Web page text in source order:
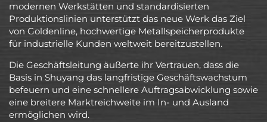
modernen Werkstätten und standardisierten
Produktionslinien unterstützt das neue Werk das Ziel
von Goldenline, hochwertige Metallspeicherprodukte
für industrielle Kunden weltweit bereitzustellen.
Die Geschäftsleitung äußerte ihr Vertrauen, dass die
Basis in Shuyang das langfristige Geschäftswachstum
befeuern und eine schnellere Auftragsabwicklung sowie
eine breitere Marktreichweite im In- und Ausland
ermöglichen wird.